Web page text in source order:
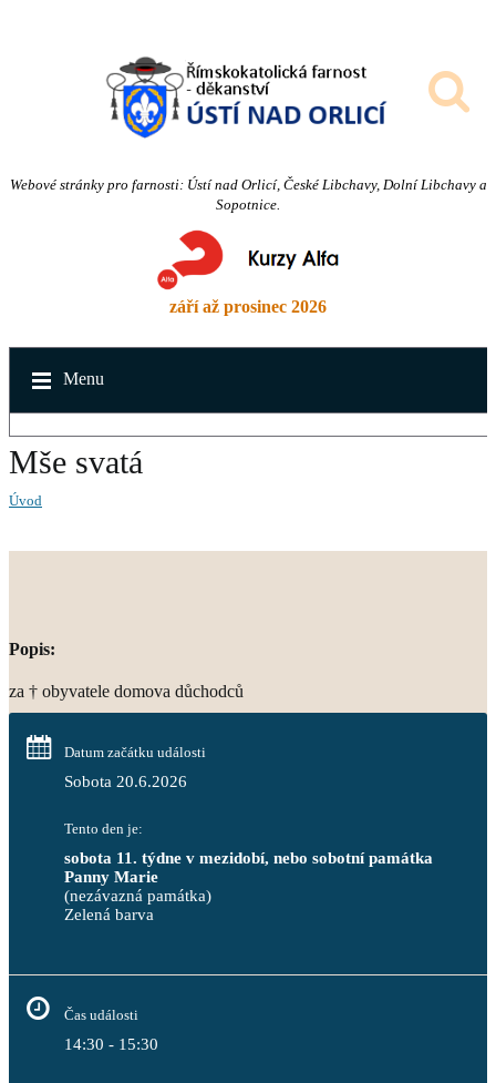
Webové stránky pro farnosti: Ústí nad Orlicí, České Libchavy, Dolní Libchavy a
Sopotnice.
září až prosinec 2026
Menu
Mše svatá
Úvod
Popis:
za † obyvatele domova důchodců
Datum začátku události
Sobota 20.6.2026
Tento den je:
sobota 11. týdne v mezidobí, nebo sobotní památka
Panny Marie
(nezávazná památka)
Zelená barva
Čas události
14:30 - 15:30